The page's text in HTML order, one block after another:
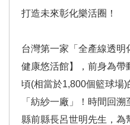
打造未來彰化樂活圈！
台灣第一家「全產線透
健康悠活館】，前身為帶
頃(相當於1,800個籃球場
「紡紗一廠」！時間回
縣前縣長呂世明先生，為